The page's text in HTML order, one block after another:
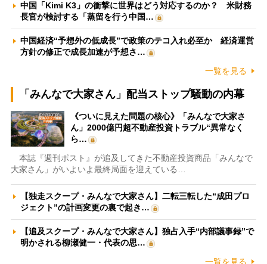
中国「Kimi K3」の衝撃に世界はどう対応するのか？ 米財務
長官が検討する「蒸留を行う中国…
中国経済“予想外の低成長”で政策のテコ入れ必至か 経済運営
方針の修正で成長加速が予想さ…
一覧を見る
「みんなで大家さん」配当ストップ騒動の内幕
《ついに見えた問題の核心》「みんなで大家さ
ん」2000億円超不動産投資トラブル“異常なく
ら…
本誌『週刊ポスト』が追及してきた不動産投資商品「みんなで
大家さん」がいよいよ最終局面を迎えている…
【独走スクープ・みんなで大家さん】二転三転した“成田プロ
ジェクト”の計画変更の裏で起き…
【追及スクープ・みんなで大家さん】独占入手“内部議事録”で
明かされる柳瀬健一・代表の思…
一覧を見る